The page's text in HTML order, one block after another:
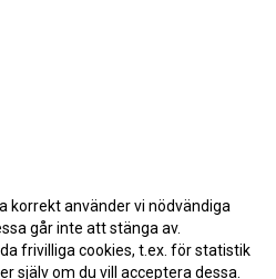
korrekt använder vi nödvändiga
går inte att stänga av.
frivilliga cookies, t.ex. för statistik
själv om du vill acceptera dessa.